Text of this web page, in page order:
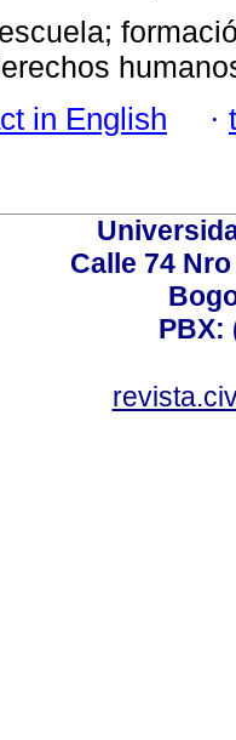
escuela;
in English ·
Calle 74
PBX: